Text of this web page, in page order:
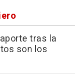
tras la
son los